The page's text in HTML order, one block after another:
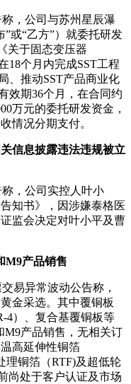
，公司与苏州星辰瀑
或“乙方”）就委托研发
关于固态变压器
18个月内完成SST工程
、推动SST产品商业化
效期36个月，在合同约
万元的委托研发资金，
情况分期支付。
信息披露违法违规被立
称，公司实控人叶小
知书》，因涉嫌泰格医
监会决定对叶小平及曹
M9产品销售
易异常波动公告称，
金采选。其中覆铜板
4）、复合基覆铜板等
M9产品销售，无相关订
高延伸性铜箔
理铜箔（RTF)及超低轮
尚处于客户认证及市场